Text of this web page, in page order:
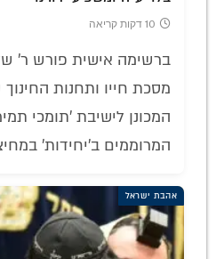
10 דקות קריאה
ברשימה אישית פורש ר'
מסכת חייו ותחנות
המכונן לישיבת 'תומכי
המרוממים ב'יחידות'
אהבת ישראל